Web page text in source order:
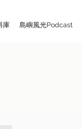
庫 島嶼風光Podcast